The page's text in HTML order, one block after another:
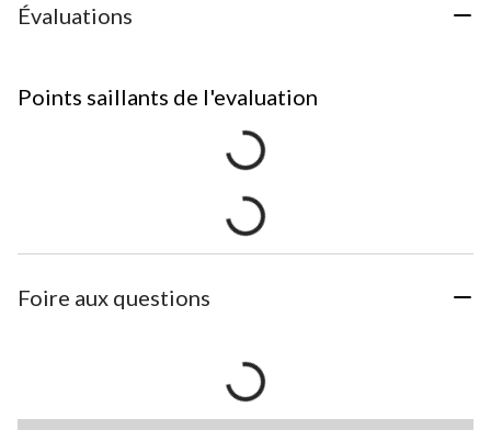
Évaluations
Points saillants de l'evaluation
Foire aux questions